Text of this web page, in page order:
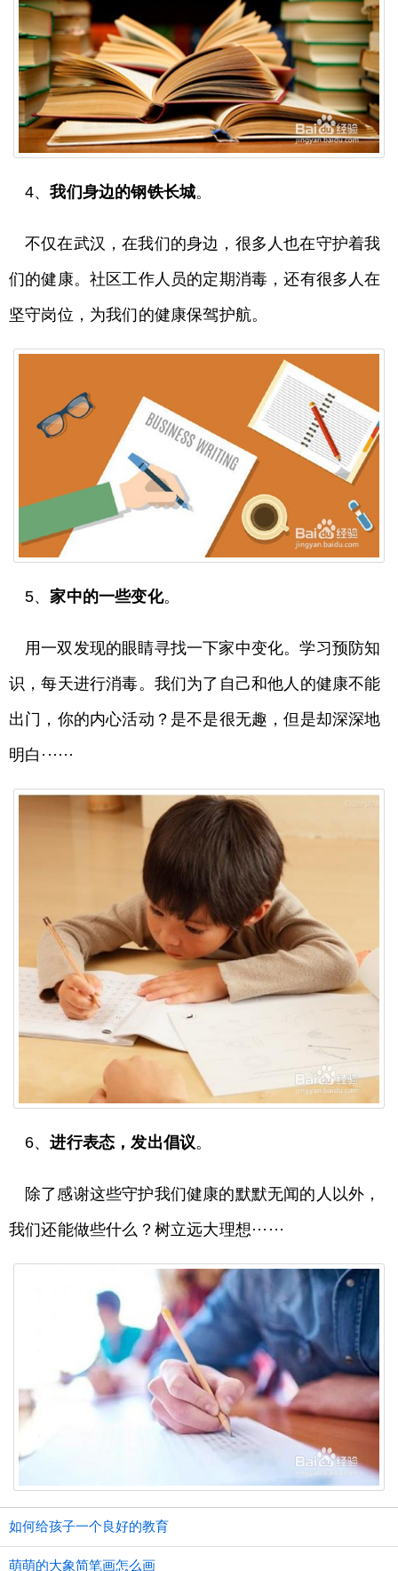
4、我们身边的钢铁长城。
不仅在武汉，在我们的身边，很多人也在守护着我
们的健康。社区工作人员的定期消毒，还有很多人在
坚守岗位，为我们的健康保驾护航。
5、家中的一些变化。
用一双发现的眼睛寻找一下家中变化。学习预防知
识，每天进行消毒。我们为了自己和他人的健康不能
出门，你的内心活动？是不是很无趣，但是却深深地
明白······
6、进行表态，发出倡议。
除了感谢这些守护我们健康的默默无闻的人以外，
我们还能做些什么？树立远大理想······
如何给孩子一个良好的教育
萌萌的大象简笔画怎么画